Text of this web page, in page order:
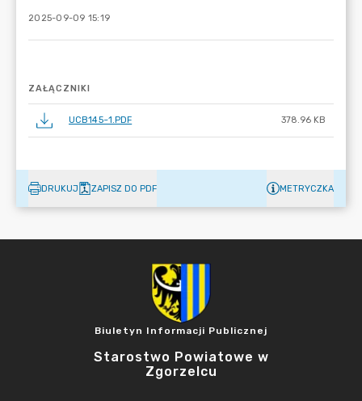
2025-09-09 15:19
ZAŁĄCZNIKI
UCB145~1.PDF 378.96 KB
DRUKUJ ZAPISZ DO PDF METRYCZKA
Biuletyn Informacji Publicznej
Starostwo Powiatowe w
Zgorzelcu